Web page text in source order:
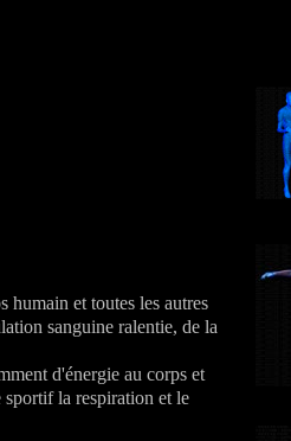
humain et toutes les autres
sanguine ralentie, de la
d'énergie au corps et
sportif la respiration et le